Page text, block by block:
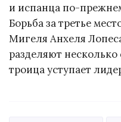
и испанца по-
Борьба за третье
Мигеля Анхеля
разделяют несколько
троица уступает